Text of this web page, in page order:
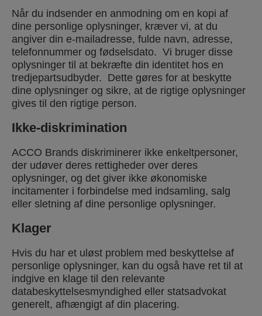
Når du indsender en anmodning om en kopi af
dine personlige oplysninger, kræver vi, at du
angiver din e-mailadresse, fulde navn, adresse,
telefonnummer og fødselsdato. Vi bruger disse
oplysninger til at bekræfte din identitet hos en
tredjepartsudbyder. Dette gøres for at beskytte
dine oplysninger og sikre, at de rigtige oplysninger
gives til den rigtige person.
Ikke-diskrimination
ACCO Brands diskriminerer ikke enkeltpersoner,
der udøver deres rettigheder over deres
oplysninger, og det giver ikke økonomiske
incitamenter i forbindelse med indsamling, salg
eller sletning af dine personlige oplysninger.
Klager
Hvis du har et uløst problem med beskyttelse af
personlige oplysninger, kan du også have ret til at
indgive en klage til den relevante
databeskyttelsesmyndighed eller statsadvokat
generelt, afhængigt af din placering.